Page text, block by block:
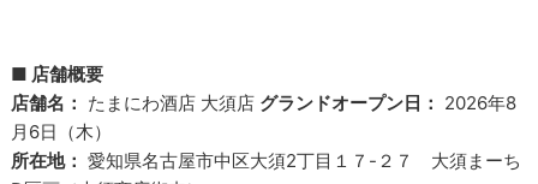
■ 店舗概要
店舗名： たまにわ酒店 大須店 グランドオープン日： 2026年8
月6日（木）
所在地： 愛知県名古屋市中区大須2丁目１７-２７ 大須まーち